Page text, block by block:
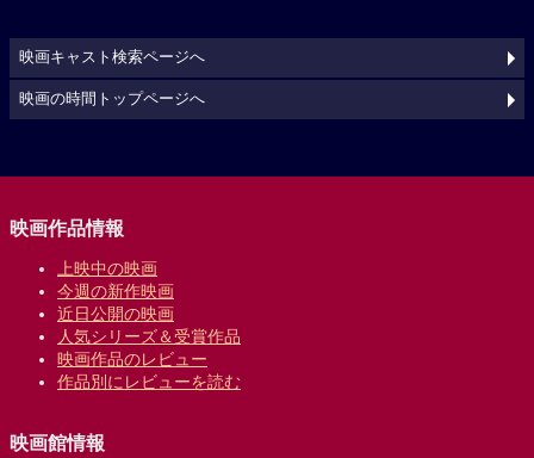
映画キャスト検索ページへ
映画の時間トップページへ
映画作品情報
上映中の映画
今週の新作映画
近日公開の映画
人気シリーズ＆受賞作品
映画作品のレビュー
作品別にレビューを読む
映画館情報